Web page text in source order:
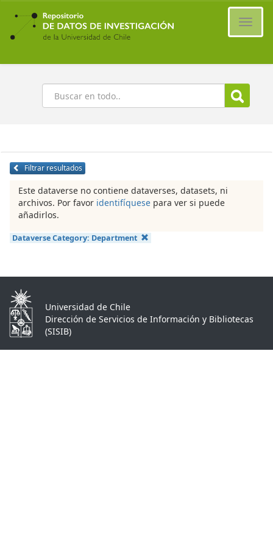
Ir
contenido
principal
Buscar
Filtrar resultados
Este dataverse no contiene dataverses, datasets, ni
archivos. Por favor identifíquese para ver si puede
añadirlos.
Dataverse Category: Department
Universidad de Chile
Dirección de Servicios de Información y Bibliotecas
(SISIB)